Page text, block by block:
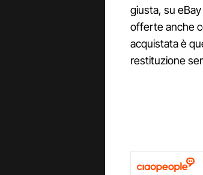
giusta, su
offerte anche
acquistata è
restituzione